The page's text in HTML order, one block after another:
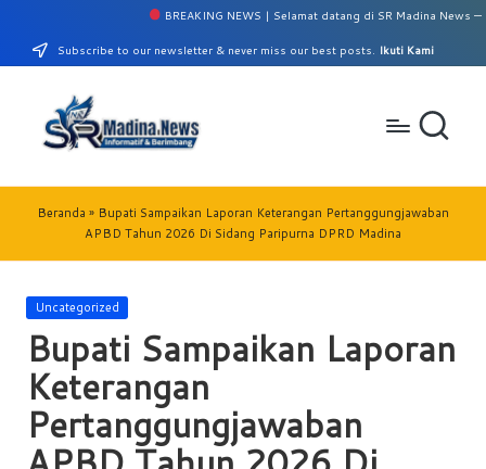
to
BREAKING NEWS | Selamat datang di SR Madina News —
Subscribe to our newsletter & never miss our best posts. Ikuti Kami
S
R
M
a
di
n
a
N
Panyabunga-
Mandailing
Natal
Beranda » Bupati Sampaikan Laporan Keterangan Pertanggungjawaban
APBD Tahun 2026 Di Sidang Paripurna DPRD Madina
Posted
Uncategorized
Bupati Sampaikan Laporan
Keterangan
Pertanggungjawaban